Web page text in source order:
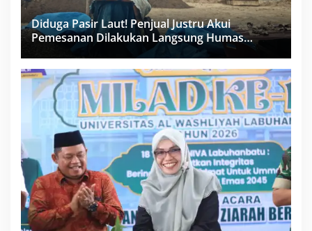
Diduga Pasir Laut! Penjual Justru Akui
Pemesanan Dilakukan Langsung Humas